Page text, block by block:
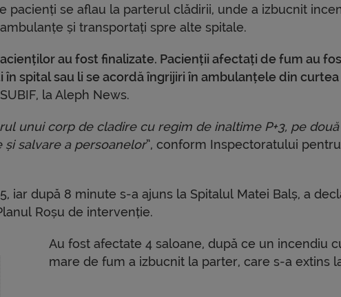
pacienți se aflau la parterul clădirii, unde a izbucnit
și transportați spre alte spitale.
au fost finalizate. Pacienții afectați de fum au
spital sau li se acordă îngrijiri în ambulanțele din
la Aleph News.
unui corp de cladire cu regim de inaltime P+3, pe două
salvare a persoanelor”, conform Inspectoratului
iar după 8 minute s-a ajuns la Spitalul Matei Balș, a
Roșu de intervenție.
Au fost afectate 4 saloane, după ce un incendiu
mare de fum a izbucnit la parter, care s-a extins